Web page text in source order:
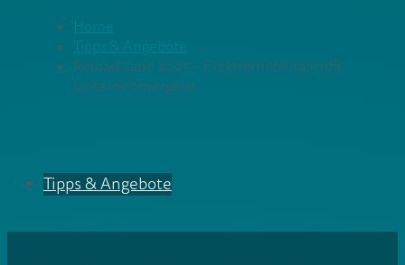
Reload.Land 2025 – Elektromobilität trifft
Unternehmergeist
Tipps & Angebote